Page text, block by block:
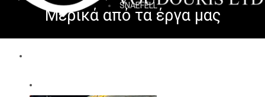
SNAEFELL
Μερικά από τα έργα μας